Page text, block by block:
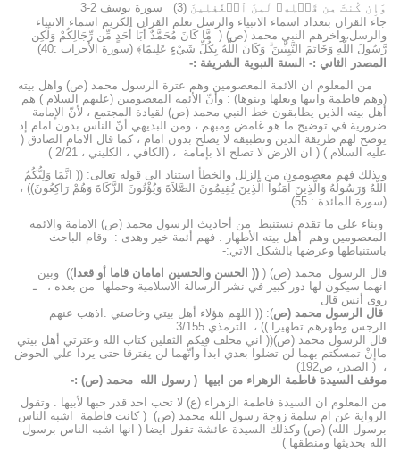
وَإِن كُنتَ مِن قَبۡلِهِۦ لَمِنَ ٱلۡغَٰفِلِينَ (3) سورة يوسف 2-3
جاء القران بتعداد اسماء الانبياء والرسل تعلم القران الكريم اسماء الانبياء
والرسل،واخرهم النبي محمد (ص) ( مَّا كَانَ مُحَمَّدٌ أَبَا أَحَدٍ مِّن رِّجَالِكُمْ وَلَٰكِن
رَّسُولَ اللَّهِ وَخَاتَمَ النَّبِيِّينَ ۗ وَكَانَ اللَّهُ بِكُلِّ شَيْءٍ عَلِيمًا﴾ (سورة الأحزاب :40)
المصدر الثاني :- السنة النبوية الشريفة :-
من المعلوم ان الائمة المعصومين وهم عترة الرسول محمد (ص) واهل بيته
(وهم فاطمة وابيها وبعلها وبنوها) : وأنّ الأئمه المعصومين (عليهم السلام ) هم
أهل بيته الذين يطابقون خط النبي محمد (ص) لقيادة المجتمع ، لأنّ الإمامة
ضرورية في توضيح ما هو غامض ومبهم ، ومن البديهي أنّ الناس بدون امام إذ
يوضح لهم طريقة الدين وتطبيقه لا يصلح بدون امام ، كما قال الامام الصادق (
عليه السلام ) ( ان الارض لا تصلح الا بإمامة ، (الكافي ، الكليني ، 2/21 )
وبذلك فهم معصومون من الزلل والخطأ استناد الى قوله تعالى: (( انَّمَا وَلِيُّكُمُ
اللّهُ وَرَسُولُهُ وَالَّذِينَ آمَنُواْ الَّذِينَ يُقِيمُونَ الصَّلاَةَ وَيُؤْتُونَ الزَّكَاةَ وَهُمْ رَاكِعُونَ)) ،
(سورة المائدة : 55)
وبناء على ما تقدم نستنبط من أحاديث الرسول محمد (ص) الامامة والائمه
المعصومين وهم أهل بيته الأطهار . فهم أئمة خير وهدى :- وقام الباحث
باستنباطها وعرضها بالشكل الاتي:-
قال الرسول محمد (ص) ( (( الحسن والحسين امامان قاما أو قعدا )) وبين
انهما سيكون لها دور كبير في نشر الرسالة الاسلامية وحملها من بعده ، ـ
روى أنس قال
قال الرسول محمد (ص): (( اللهم هؤلاء أهل بيتي وخاصتي .اذهب عنهم
الرجس وطهرهم تطهيرا )) ،
الترمذي 3/155 .
قال الرسول محمد (ص)(( اني مخلف فيكم الثقلين كتاب الله وعترتي أهل بيتي
ماإنْ تمسكتم بهما لن تضلوا بعدي ابداً وأنّهما لن يفترقا حتى يردا علي الحوض
، ( الصدر، ص192)
موقف السيدة فاطمة الزهراء من ابيها ( رسول الله محمد (ص) :-
من المعلوم ان السيدة فاطمة الزهراء (ع) لا تحب احد قدر حبها لأبيها . وتقول
الرواية عن ام سلمة زوجة رسول الله محمد (ص) ( كانت فاطمة اشبه الناس
برسول الله) (ص) وكذلك السيدة عائشة تقول ايضا ( انها اشبه الناس برسول
الله بحديثها ومنطقها )